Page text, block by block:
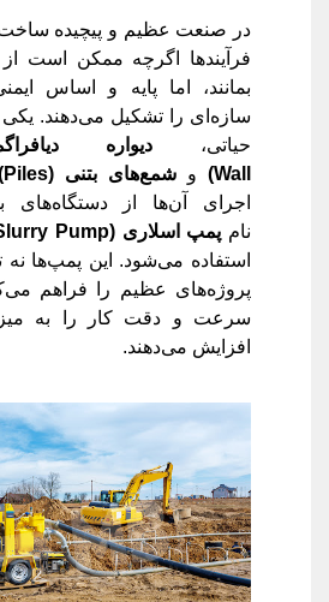
در صنعت عظیم و پیچیده ساخت
فرآیندها اگرچه ممکن است از
بمانند، اما پایه و اساس
سازه‌ای را تشکیل می‌دهند. یکی
حیاتی، دیواره
Wall)
و شمع‌های بتنی (Piles)
اجرای آن‌ها از دستگاه‌های
نام پمپ اسلاری (Slurry Pump)
استفاده می‌شود. این پمپ‌ها نه
پروژه‌های عظیم را فراهم
سرعت و دقت کار را به
افزایش می‌دهند.